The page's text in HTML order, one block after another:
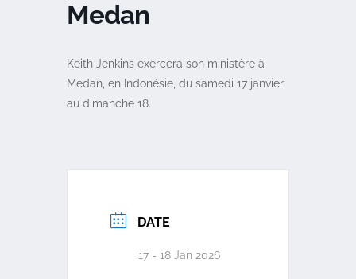
Medan
Keith Jenkins exercera son ministère à
Medan, en Indonésie, du samedi 17 janvier
au dimanche 18.
DATE
17 - 18 Jan 2026